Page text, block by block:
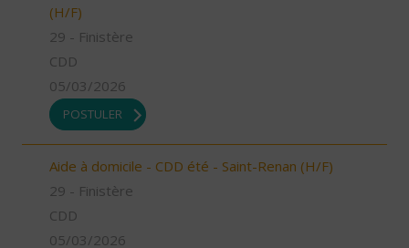
(H/F)
29 - Finistère
CDD
05/03/2026
POSTULER
Aide à domicile - CDD été - Saint-Renan (H/F)
29 - Finistère
CDD
05/03/2026